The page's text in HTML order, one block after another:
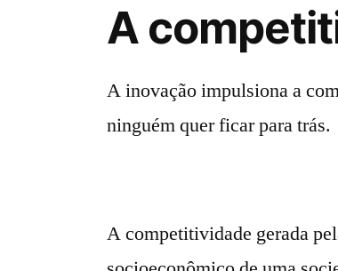
A
A inovação impulsiona a
ninguém quer ficar para trás.
A competitividade gerada